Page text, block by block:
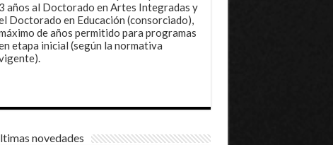
3 años al Doctorado en Artes Integradas y
Doctorado en Educación (consorciado),
de años permitido para programas
etapa inicial (según la normativa
novedades